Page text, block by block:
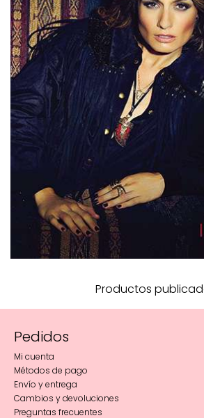
Productos
Pedidos
Mi cuenta
Métodos de pago
Envío y entrega
Cambios y devoluciones
Preguntas frecuentes